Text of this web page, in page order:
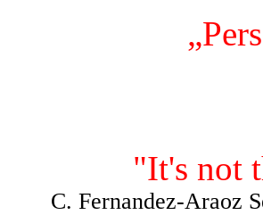
"It's not
C. Fernandez-Araoz